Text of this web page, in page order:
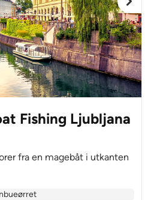
Fishing Ljubljana
fra en magebåt i utkanten